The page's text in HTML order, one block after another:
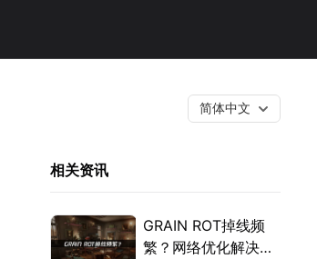
简体中文
相关资讯
GRAIN ROT掉线频
繁？网络优化解决指